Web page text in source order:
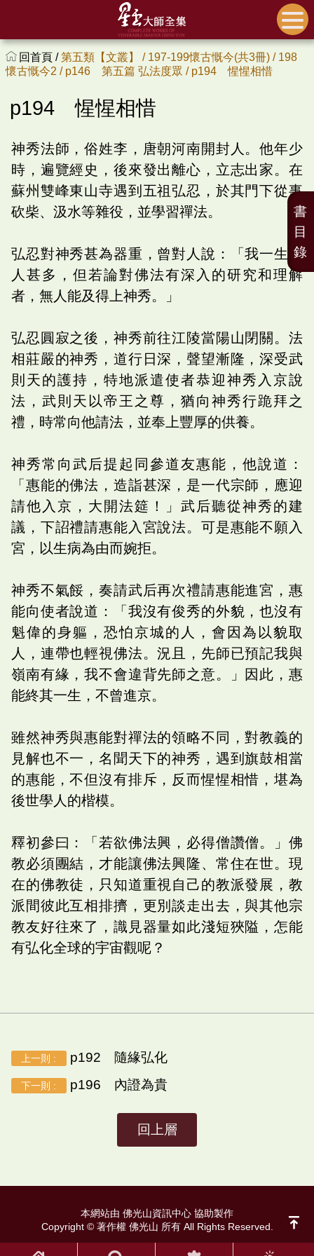
回首頁 /第五類【文叢】 / 197-199懷古慨今(共3冊) / 198
懷古慨今2 / p146 第五篇 弘法度眾 / p194 惺惺相惜
p194 惺惺相惜
神秀法師，俗姓李，唐朝河南開封人。他年少
時，遍覽經史，後來發出離心，立志出家。在
蘇州雙峰東山寺遇到五祖弘忍，於其門下從事
砍柴、汲水等雜役，並學習禪法。
弘忍對神秀甚為器重，曾對人說：「我一生度
人甚多，但若論對佛法有深入的研究和理解
者，無人能及得上神秀。」
弘忍圓寂之後，神秀前往江陵當陽山閉關。法
相莊嚴的神秀，道行日深，聲望漸隆，深受武
則天的護持，特地派遣使者恭迎神秀入京說
法，武則天以帝王之尊，猶向神秀行跪拜之
禮，時常向他請法，並奉上豐厚的供養。
神秀常向武后提起同參道友惠能，他說道：
「惠能的佛法，造詣甚深，是一代宗師，應迎
請他入京，大開法筵！」武后聽從神秀的建
議，下詔禮請惠能入宮說法。可是惠能不願入
宮，以生病為由而婉拒。
神秀不氣餒，奏請武后再次禮請惠能進宮，惠
能向使者說道：「我沒有俊秀的外貌，也沒有
魁偉的身軀，恐怕京城的人，會因為以貌取
人，連帶也輕視佛法。況且，先師已預記我與
嶺南有緣，我不會違背先師之意。」因此，惠
能終其一生，不曾進京。
雖然神秀與惠能對禪法的領略不同，對教義的
見解也不一，名聞天下的神秀，遇到旗鼓相當
的惠能，不但沒有排斥，反而惺惺相惜，堪為
後世學人的楷模。
釋初參曰：「若欲佛法興，必得僧讚僧。」佛
教必須團結，才能讓佛法興隆、常住在世。現
在的佛教徒，只知道重視自己的教派發展，教
派間彼此互相排擠，更別談走出去，與其他宗
教友好往來了，識見器量如此淺短狹隘，怎能
有弘化全球的宇宙觀呢？
上一則 : p192 隨緣弘化
下一則 : p196 內證為貴
回上層
書
目
錄
本網站由 佛光山資訊中心 協助製作
Copyright © 著作權 佛光山 所有 All Rights Reserved.